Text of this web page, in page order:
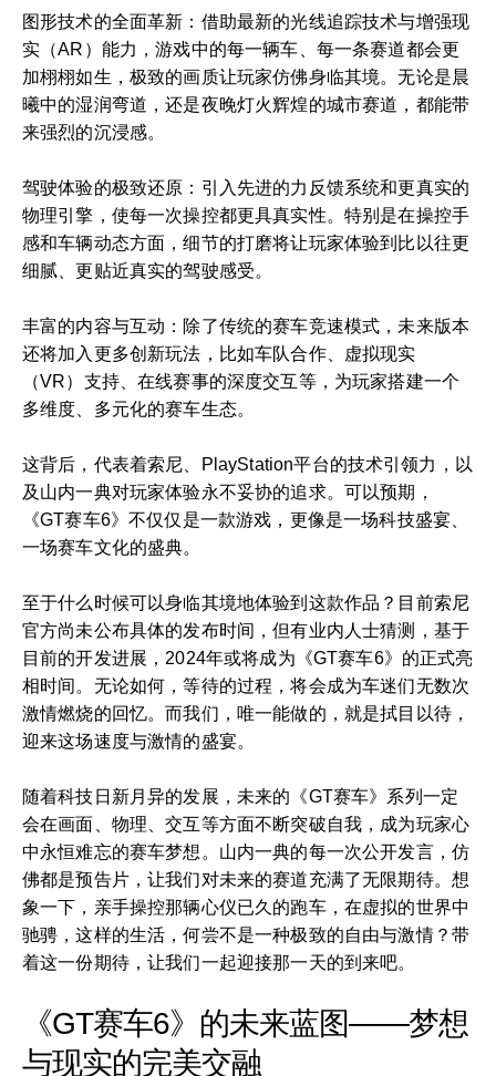
图形技术的全面革新：借助最新的光线追踪技术与增强现
实（AR）能力，游戏中的每一辆车、每一条赛道都会更
加栩栩如生，极致的画质让玩家仿佛身临其境。无论是晨
曦中的湿润弯道，还是夜晚灯火辉煌的城市赛道，都能带
来强烈的沉浸感。
驾驶体验的极致还原：引入先进的力反馈系统和更真实的
物理引擎，使每一次操控都更具真实性。特别是在操控手
感和车辆动态方面，细节的打磨将让玩家体验到比以往更
细腻、更贴近真实的驾驶感受。
丰富的内容与互动：除了传统的赛车竞速模式，未来版本
还将加入更多创新玩法，比如车队合作、虚拟现实
（VR）支持、在线赛事的深度交互等，为玩家搭建一个
多维度、多元化的赛车生态。
这背后，代表着索尼、PlayStation平台的技术引领力，以
及山内一典对玩家体验永不妥协的追求。可以预期，
《GT赛车6》不仅仅是一款游戏，更像是一场科技盛宴、
一场赛车文化的盛典。
至于什么时候可以身临其境地体验到这款作品？目前索尼
官方尚未公布具体的发布时间，但有业内人士猜测，基于
目前的开发进展，2024年或将成为《GT赛车6》的正式亮
相时间。无论如何，等待的过程，将会成为车迷们无数次
激情燃烧的回忆。而我们，唯一能做的，就是拭目以待，
迎来这场速度与激情的盛宴。
随着科技日新月异的发展，未来的《GT赛车》系列一定
会在画面、物理、交互等方面不断突破自我，成为玩家心
中永恒难忘的赛车梦想。山内一典的每一次公开发言，仿
佛都是预告片，让我们对未来的赛道充满了无限期待。想
象一下，亲手操控那辆心仪已久的跑车，在虚拟的世界中
驰骋，这样的生活，何尝不是一种极致的自由与激情？带
着这一份期待，让我们一起迎接那一天的到来吧。
《GT赛车6》的未来蓝图——梦想
与现实的完美交融